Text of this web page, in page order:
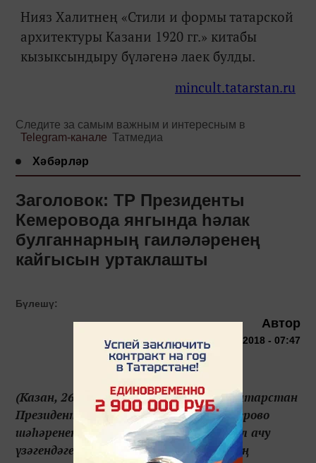
Нияз Халитнең «Стили и формы татарской
архитектуры Казани 1920 гг.» китабы
кызыксындыру бүләгенә лаек булды.
mincult.tatarstan.ru
Следите за самым важным и интересным в
Telegram-канале Татмедиа
Хәбәрләр
Заголовок: ТР Президенты
Кемеровода янгында һәлак
булганнарның гаиләләренең
кайгысын уртаклашты
Бүлешү:
Автор
26 марта 2018 - 07:47
(Казан, 26 март, «Татар-информ»). Татарстан
Президенты Рөстәм Миңнеханов Кемерово
шәһәренең «Зимняя вишня» сәүдә-күңел ачу
үзәгендәге янгында һәлак булганнарның